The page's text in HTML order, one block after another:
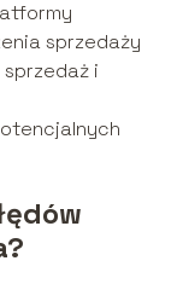
sprzedaży
i